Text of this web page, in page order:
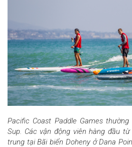
Pacific Coast Paddle Games
Sup. Các vận động viên hàng đầu
trung tại Bãi biển Doheny ở Dana